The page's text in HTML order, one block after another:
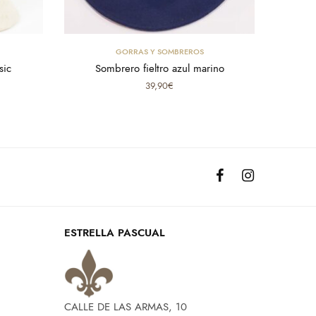
Seleccionar opciones
GORRAS Y SOMBREROS
Sombrero fieltro azul marino
39,90€
ESTRELLA PASCUAL
CALLE DE LAS ARMAS, 10